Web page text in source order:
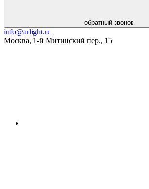
обратный звонок
info@arlight.ru
Москва, 1-й Митинский пер., 15